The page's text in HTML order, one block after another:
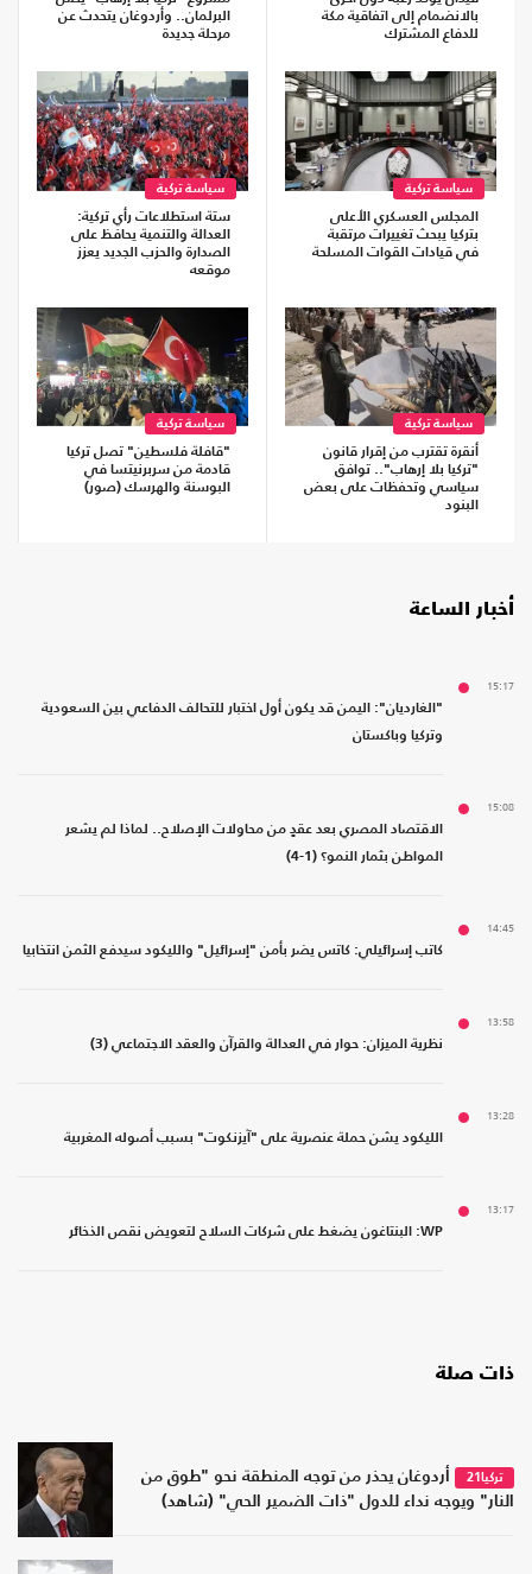
بالانضمام إلى اتفاقية مكة
للدفاع المشترك
البرلمان.. وأردوغان يتحدث عن
مرحلة جديدة
سياسة تركية
المجلس العسكري الأعلى
بتركيا يبحث تغييرات مرتقبة
في قيادات القوات المسلحة
سياسة تركية
ستة استطلاعات رأي تركية:
العدالة والتنمية يحافظ على
الصدارة والحزب الجديد يعزز
موقعه
سياسة تركية
أنقرة تقترب من إقرار قانون
"تركيا بلا إرهاب".. توافق
سياسي وتحفظات على بعض
البنود
سياسة تركية
"قافلة فلسطين" تصل تركيا
قادمة من سربرنيتسا في
البوسنة والهرسك (صور)
أخبار الساعة
15:17
"الغارديان": اليمن قد يكون أول اختبار للتحالف الدفاعي بين السعودية
وتركيا وباكستان
15:08
الاقتصاد المصري بعد عقدٍ من محاولات الإصلاح.. لماذا لم يشعر
المواطن بثمار النمو؟ (1-4)
14:45
كاتب إسرائيلي: كاتس يضر بأمن "إسرائيل" والليكود سيدفع الثمن انتخابيا
13:58
نظرية الميزان: حوار في العدالة والقرآن والعقد الاجتماعي (3)
13:28
الليكود يشن حملة عنصرية على "آيزنكوت" بسبب أصوله المغربية
13:17
WP: البنتاغون يضغط على شركات السلاح لتعويض نقص الذخائر
ذات صلة
تركيا21
أردوغان يحذر من توجه المنطقة نحو "طوق من
النار" ويوجه نداء للدول "ذات الضمير الحي" (شاهد)